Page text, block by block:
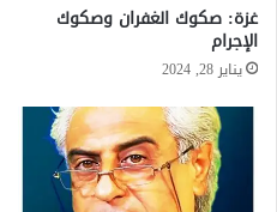
غزة: صكوك الغفران وصكوك
الإجرام
يناير 28, 2024